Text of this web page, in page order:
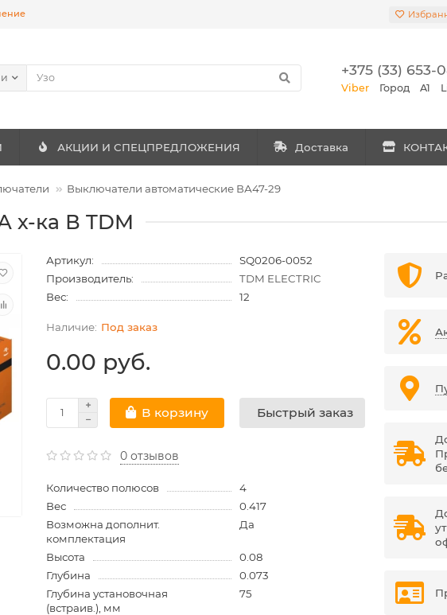
+375 (33) 653-
Viber Город A1
АКЦИИ И СПЕЦПРЕДЛОЖЕНИЯ Доставка
Выключатели автоматические ВА47-29
х-ка В TDM
Артикул:
SQ0206-0052
Производитель:
TDM ELECTRIC
Вес:
12
Под заказ
0.00 руб.
В корзину Быстрый заказ
0 отзывов
Количество полюсов
4
Вес
0.417
Возможна дополнит.
комплектация
Да
Высота
0.08
Глубина
0.073
Глубина установочная
(встраив.), мм
75